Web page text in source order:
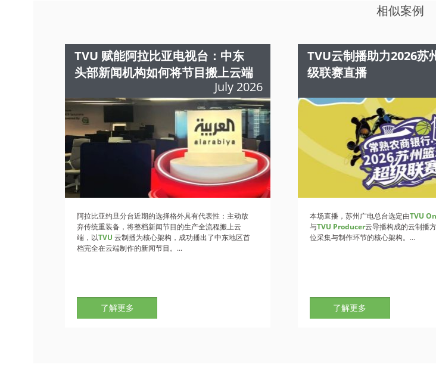
相似案例
TVU 赋能阿拉比亚电视台：中东
头部新闻机构如何将节目搬上云端
July 2026
阿拉比亚约旦分台近期的选择格外具有代表性：主动放
弃传统重装备，将整档新闻节目的生产全流程搬上云
端，以TVU 云制播为核心架构，成功播出了中东地区首
档完全在云端制作的新闻节目。...
了解更多
TVU云制播助力2026苏
级联赛直播
本场直播，苏州广电总台选定由TVU
与TVU Producer云导播构成的云制播
位采集与制作环节的核心架构。...
了解更多